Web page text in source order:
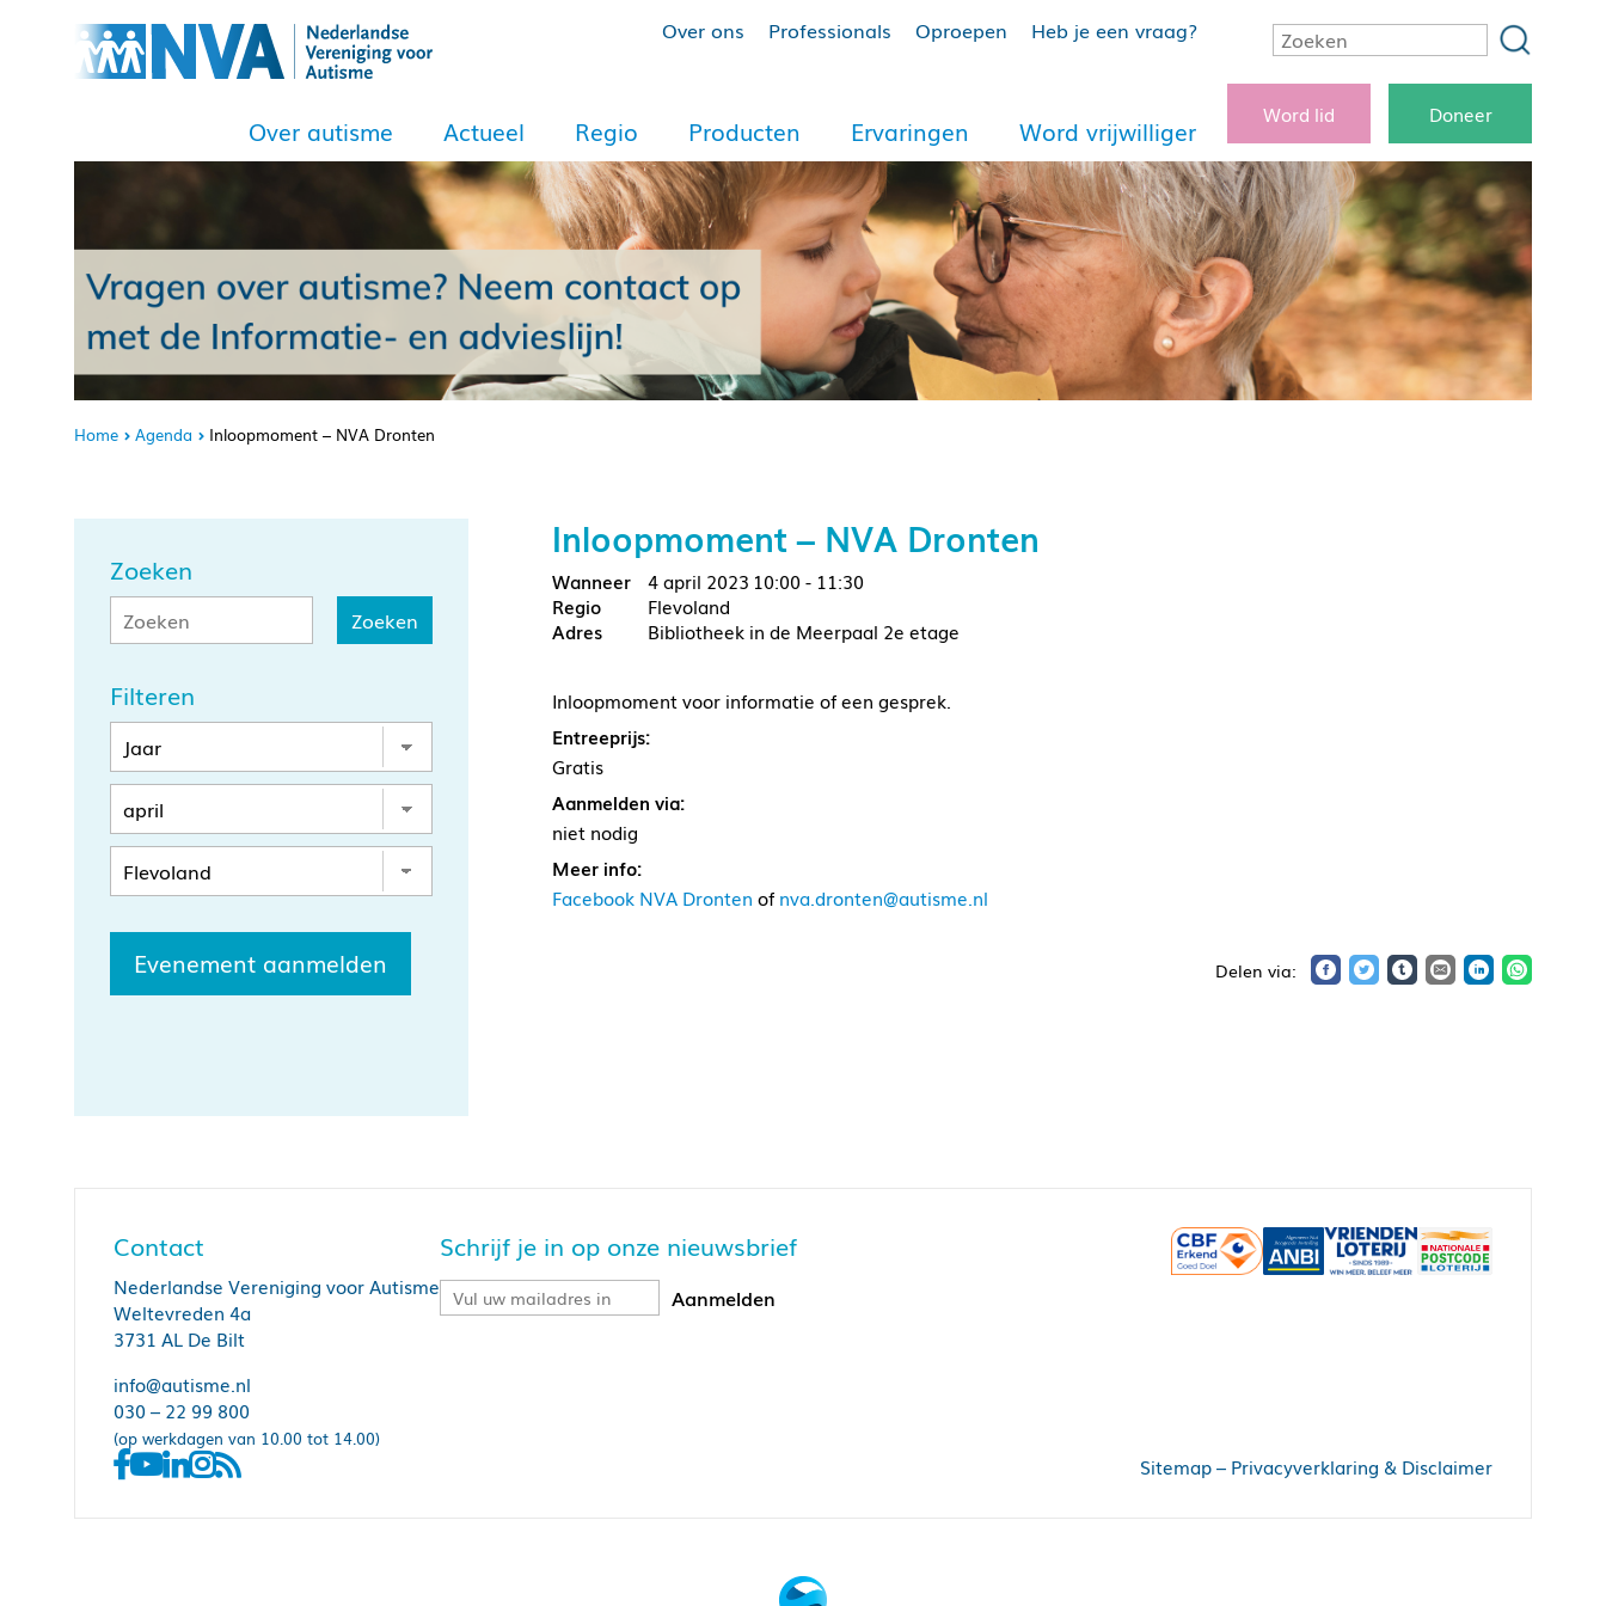
Over ons Professionals Oproepen Heb je een vraag?
Over autisme Actueel Regio Producten Ervaringen Word vrijwilliger
Word lid Doneer
Home Agenda Inloopmoment – NVA Dronten
Zoeken
Filteren
Evenement aanmelden
Inloopmoment – NVA Dronten
4 april 2023 10:00 - 11:30
Flevoland
Bibliotheek in de Meerpaal 2e etage
Inloopmoment voor informatie of een gesprek.
Entreeprijs:
Gratis
Aanmelden via:
niet nodig
Meer info:
Facebook NVA Dronten of nva.dronten@autisme.nl
Contact
Nederlandse Vereniging voor Autisme
Weltevreden 4a
3731 AL De Bilt
info@autisme.nl
030 – 22 99 800
(op werkdagen van 10.00 tot 14.00)
Schrijf je in op onze nieuwsbrief
Sitemap– Privacyverklaring & Disclaimer